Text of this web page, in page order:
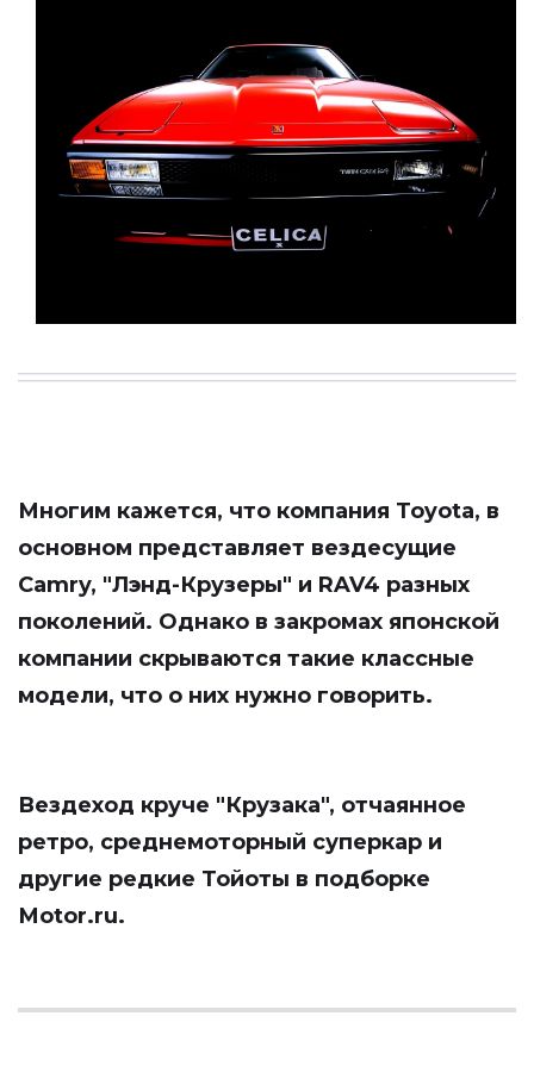
Многим кажется, что компания Toyota, в
основном представляет вездесущие
Camry, "Лэнд-Крузеры" и RAV4 разных
поколений. Однако в закромах японской
компании скрываются такие классные
модели, что о них нужно говорить.
Вездеход круче "Крузака", отчаянное
ретро, среднемоторный суперкар и
другие редкие Тойоты в подборке
Мotor.ru.